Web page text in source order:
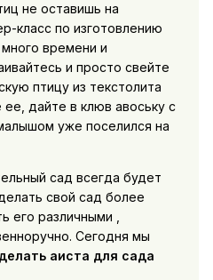
не оставишь на
класс по изготовлению
времени и
и просто свейте
птицу из текстолита
дайте в клюв авоську с
уже поселился на
сад всегда будет
свой сад более
его различными ,
Сегодня мы
аиста для сада